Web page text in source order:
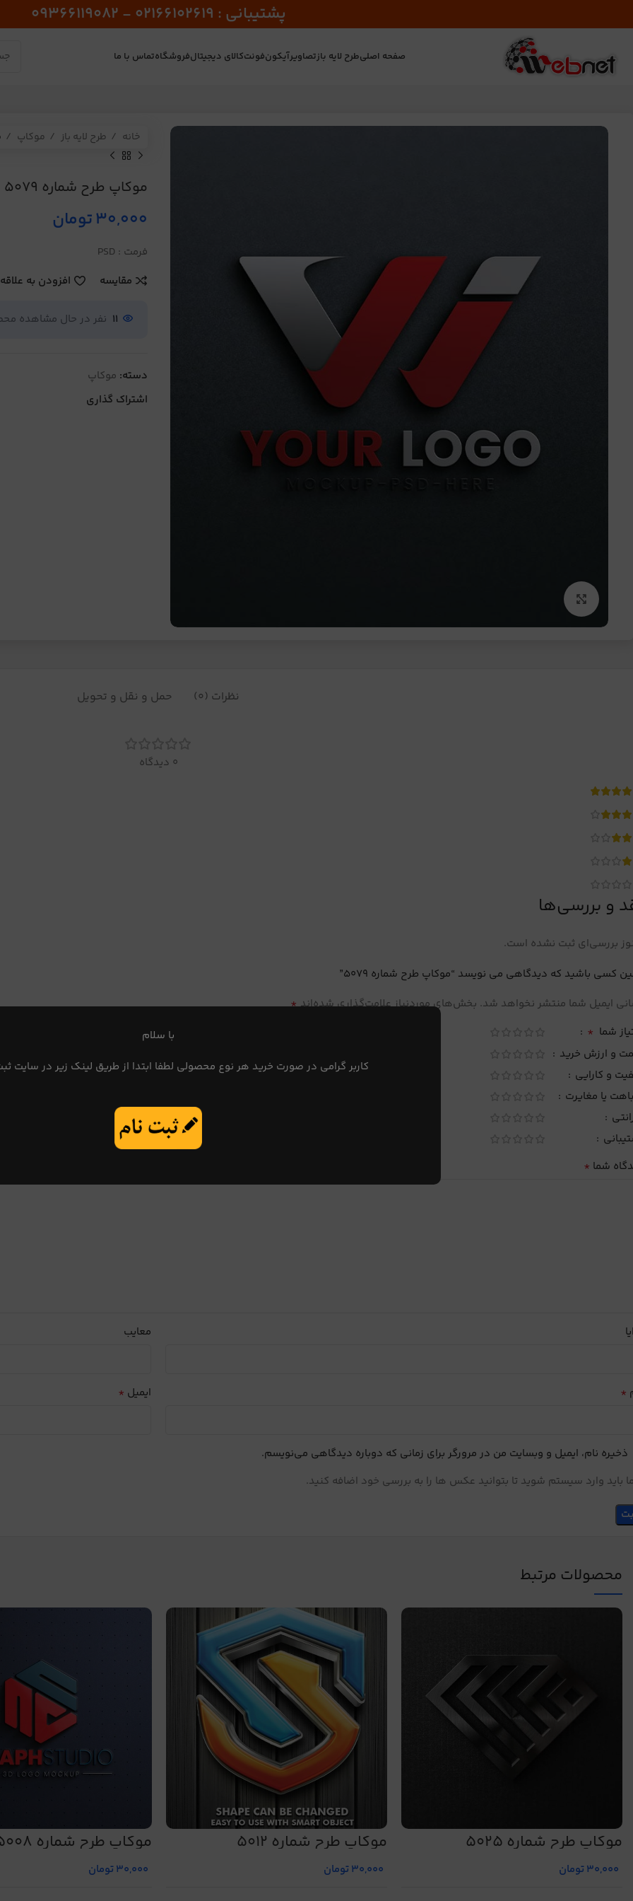
با سلام
کاربر گرامی در صورت خرید هر نوع محصولی لطفا ابتدا از طریق لینک زیر در سایت
پشتیبانی : 02166102619 - 09366119082
صفحه اصلیطرح لایه بازتصاویرآیکونفونتکالای دیجیتالفروشگاهتماس با ما
خانه طرح لایه باز موکاپ
موکاپ طرح شماره 5079
30,000تومان
فرمت : PSD
مقایسه
افزودن به
11 نفر در حال مشاهده
دسته: موکاپ
اشتراک گذاری
نظرات (0) حمل و نقل و تحویل
0 دیدگاه
و بررسی‌ها
بررسی‌ای ثبت نشده است.
کسی باشید که دیدگاهی می نویسد “موکاپ طرح شماره 5079”
ایمیل شما منتشر نخواهد شد. بخش‌های موردنیاز علامت‌گذاری شده‌اند*
شما *
و ارزش خرید
و کارایی
یا مغایرت
شما *
معایب
* ایمیل *
ذخیره نام، ایمیل و وبسایت من در مرورگر برای زمانی که دوباره دیدگاهی می‌نویسم.
باید وارد سیستم شوید تا بتوانید عکس ها را به بررسی خود اضافه کنید.
محصولات مرتبط
موکاپ طرح شماره 5025
30,000تومان
موکاپ طرح شماره 5012
30,000تومان
موکاپ طرح شماره 5008
30,000تومان